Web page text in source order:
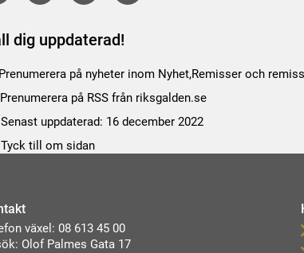
dig uppdaterad!
Prenumerera på nyheter inom Nyhet,Remisser och
Prenumerera på RSS från riksgalden.se
Senast uppdaterad: 16 december 2022
Tyck till om sidan
växel: 08 613 45 00
Olof Palmes Gata 17